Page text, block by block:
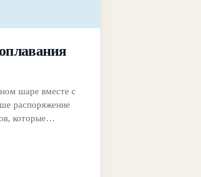
шаре вместе с
распоряжение
которые
что-то,